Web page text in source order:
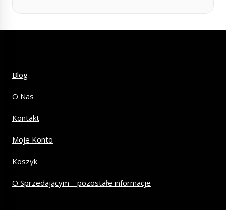
Blog
O Nas
Kontakt
Moje Konto
Koszyk
O Sprzedającym – pozostałe informacje